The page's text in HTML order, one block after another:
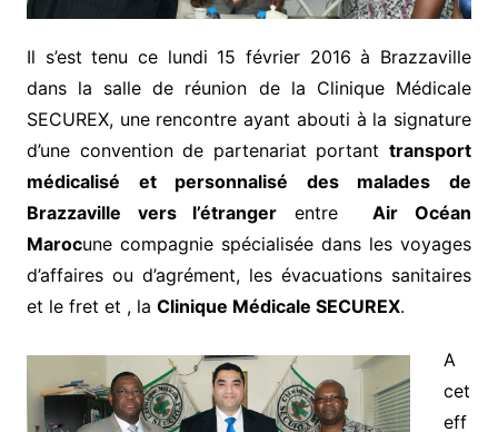
Il s’est tenu ce lundi 15 février 2016 à Brazzaville
dans la salle de réunion de la Clinique Médicale
SECUREX, une rencontre ayant abouti à la signature
d’une convention de partenariat portanttransport
médicalisé et personnalisé des malades de
Brazzaville vers l’étranger entreAir Océan
Marocune compagnie spécialisée dans les voyages
d’affaires ou d’agrément, les évacuations sanitaires
et le fret et , la Clinique Médicale SECUREX.
A
cet
eff